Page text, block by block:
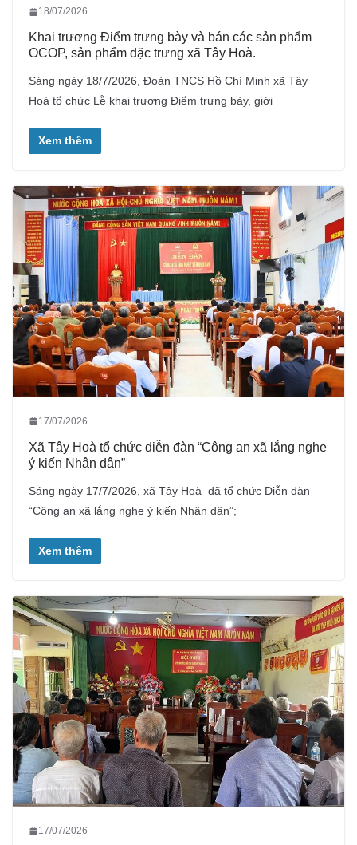
18/07/2026
Khai trương Điểm trưng bày và bán các sản phẩm
OCOP, sản phẩm đặc trưng xã Tây Hoà.
Sáng ngày 18/7/2026, Đoàn TNCS Hồ Chí Minh xã Tây
Hoà tổ chức Lễ khai trương Điểm trưng bày, giới
Xem thêm
17/07/2026
Xã Tây Hoà tổ chức diễn đàn “Công an xã lắng nghe
ý kiến Nhân dân”
Sáng ngày 17/7/2026, xã Tây Hoà đã tổ chức Diễn đàn
“Công an xã lắng nghe ý kiến Nhân dân”;
Xem thêm
17/07/2026